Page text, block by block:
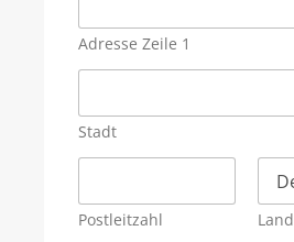
Adresse Zeile 1
Stadt
Postleitzahl Land